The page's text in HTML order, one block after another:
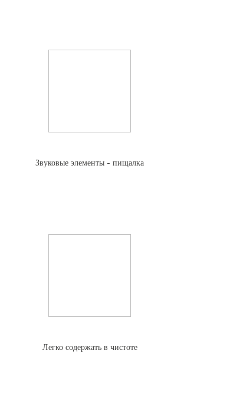
Звуковые элементы - пищалка
Легко содержать в чистоте